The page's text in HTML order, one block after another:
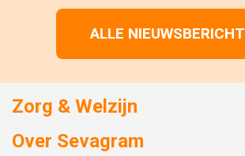
ALLE
Zorg & Welzijn
Huizen met zorg
Over Sevagram